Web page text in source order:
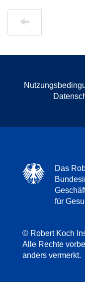
Das
für
© Robert Koch
Alle Rechte
anders vermerkt.